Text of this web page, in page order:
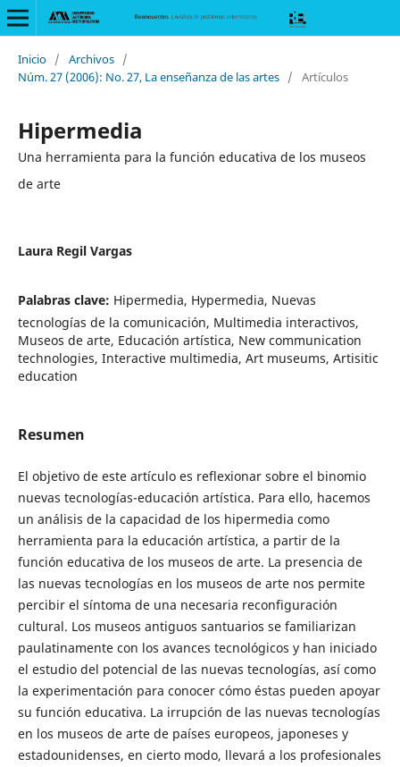
Inicio / Archivos /
Núm. 27 (2006): No. 27, La enseñanza de las artes / Artículos
Hipermedia
Una herramienta para la función educativa de los museos
de arte
Laura Regil Vargas
Palabras clave: Hipermedia, Hypermedia, Nuevas
tecnologías de la comunicación, Multimedia interactivos,
Museos de arte, Educación artística, New communication
technologies, Interactive multimedia, Art museums, Artisitic
education
Resumen
El objetivo de este artículo es reflexionar sobre el binomio
nuevas tecnologías-educación artística. Para ello, hacemos
un análisis de la capacidad de los hipermedia como
herramienta para la educación artística, a partir de la
función educativa de los museos de arte. La presencia de
las nuevas tecnologías en los museos de arte nos permite
percibir el síntoma de una necesaria reconfiguración
cultural. Los museos antiguos santuarios se familiarizan
paulatinamente con los avances tecnológicos y han iniciado
el estudio del potencial de las nuevas tecnologías, así como
la experimentación para conocer cómo éstas pueden apoyar
su función educativa. La irrupción de las nuevas tecnologías
en los museos de arte de países europeos, japoneses y
estadounidenses, en cierto modo, llevará a los profesionales